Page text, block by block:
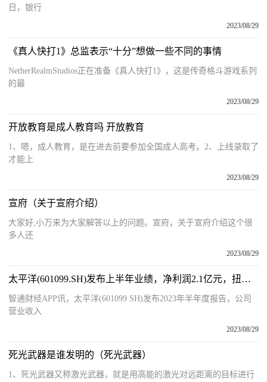
日，银行
2023/08/29
《真人快打1》总监表示“十分”想做一些不同的事情
NetherRealmStudios正在准备《真人快打1》，这是传奇格斗游戏系列
的最
2023/08/29
开放教育是成人教育吗 开放教育
1、嗯，成人教育，是在进去前要参加全国成人高考。2、上线录取了
才能上
2023/08/29
宣府（关于宣府介绍）
大家好,小万来为大家解答以上的问题。宣府，关于宣府介绍这个很
多人还
2023/08/29
太平洋(601099.SH)发布上半年业绩，净利润2.1亿元，扭亏为盈
智通财经APP讯，太平洋(601099 SH)发布2023年半年度报告，公司
营业收入
2023/08/29
死光武器是谁发明的（死光武器）
1、死光武器又称激光武器，就是用高能的激光对远距离的目标进行